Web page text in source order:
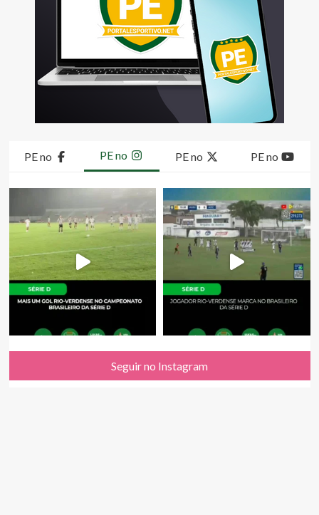
PE no PE no PE no PE no
Seguir no Instagram